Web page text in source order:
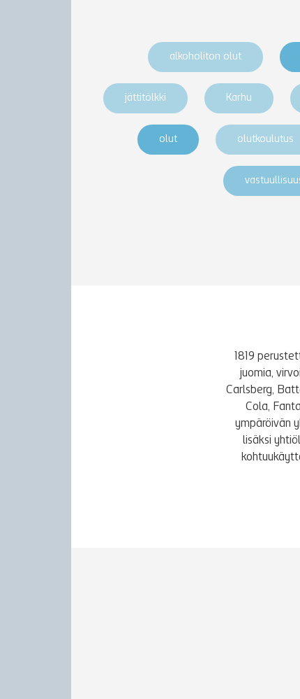
alkoholiton olut
jättitölkki Karhu
olut olutkoulutus
1819
juomia,
Carlsberg,
Cola,
ympäröivän
lisäksi